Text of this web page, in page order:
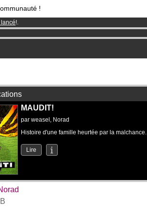
!
!.
Mangas!
eurospar mois !Clique ici pour t'abonner
MAUDIT!
par weasel , Norad
Histoire d'une famille heurtée par la malchance.
Lire